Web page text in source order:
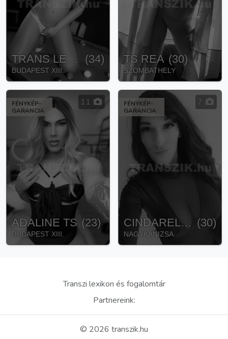
TRANS LEONA (34)
BUDAPEST XIII.
TS REA (30)
SZOMBATHELY
FÉNYKÉP-
GARANCIA
11
ADALINE TS (23)
BUDAPEST XIII.
FÉNYKÉP-
GARANCIA
7
CINDARELLA TS (30)
NAGYKANIZSA
Transzi lexikon és fogalomtár
Partnereink:
© 2026 transzik.hu